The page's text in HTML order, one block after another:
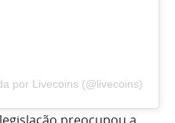
por Livecoins (@livecoins)
preocupou a